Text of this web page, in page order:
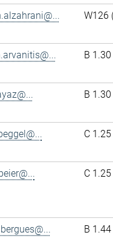
W126
B 1.30
B 1.30
C 1.25
C 1.25
B 1.44